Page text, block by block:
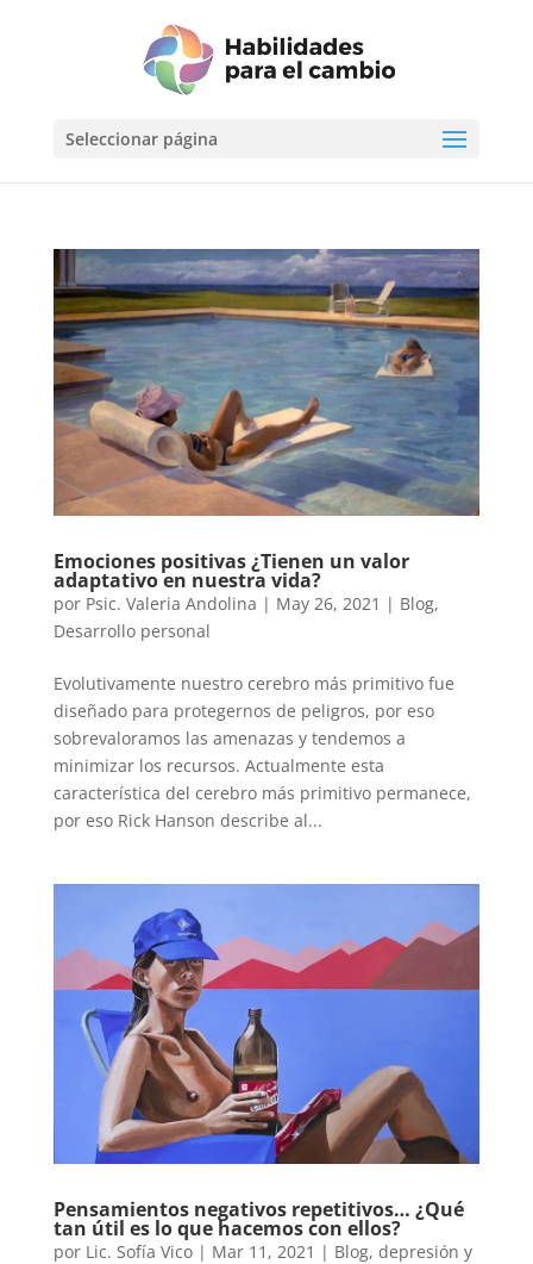
Seleccionar página
Emociones positivas ¿Tienen un valor
adaptativo en nuestra vida?
por Psic. Valeria Andolina | May 26, 2021 | Blog,
Desarrollo personal
Evolutivamente nuestro cerebro más primitivo fue
diseñado para protegernos de peligros, por eso
sobrevaloramos las amenazas y tendemos a
minimizar los recursos. Actualmente esta
característica del cerebro más primitivo permanece,
por eso Rick Hanson describe al...
Pensamientos negativos repetitivos… ¿Qué
tan útil es lo que hacemos con ellos?
por Lic. Sofía Vico| Mar 11, 2021 | Blog, depresión y